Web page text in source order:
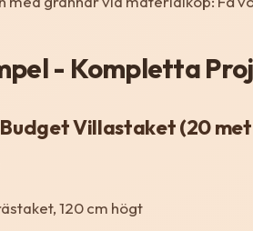
- Kompletta
Budget Villastaket (20
120 cm högt